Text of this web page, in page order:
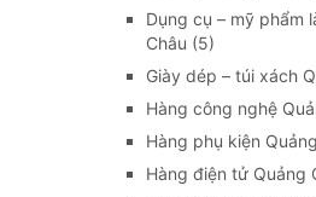
Dụng cụ – mỹ phẩm
Châu (5)
Giày dép – túi xách
Hàng công nghệ
Hàng phụ kiện
Hàng điện tử Quảng